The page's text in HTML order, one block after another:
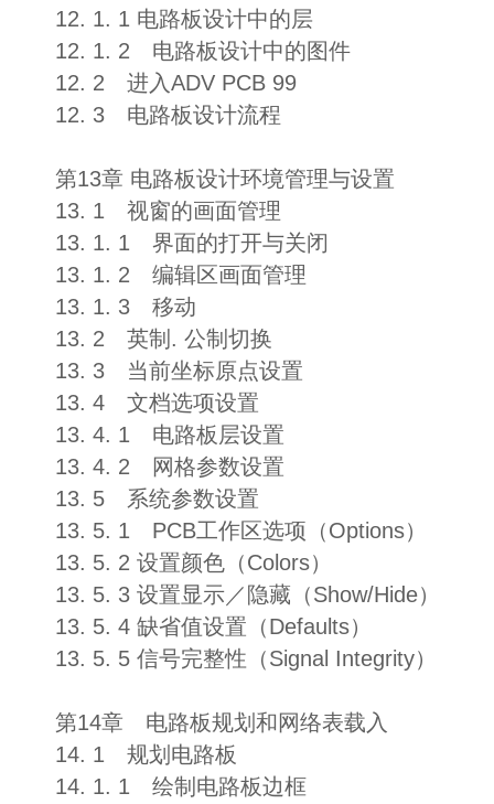
12. 1. 1 电路板设计中的层
12. 1. 2 电路板设计中的图件
12. 2 进入ADV PCB 99
12. 3 电路板设计流程
第13章 电路板设计环境管理与设置
13. 1 视窗的画面管理
13. 1. 1 界面的打开与关闭
13. 1. 2 编辑区画面管理
13. 1. 3 移动
13. 2 英制. 公制切换
13. 3 当前坐标原点设置
13. 4 文档选项设置
13. 4. 1 电路板层设置
13. 4. 2 网格参数设置
13. 5 系统参数设置
13. 5. 1 PCB工作区选项（Options）
13. 5. 2 设置颜色（Colors）
13. 5. 3 设置显示／隐藏（Show/Hide）
13. 5. 4 缺省值设置（Defaults）
13. 5. 5 信号完整性（Signal Integrity）
第14章 电路板规划和网络表载入
14. 1 规划电路板
14. 1. 1 绘制电路板边框